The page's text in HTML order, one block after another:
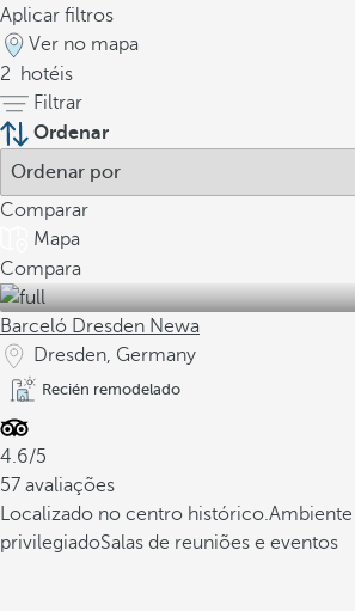
Aplicar filtros
Ver no mapa
2
hotéis
Filtrar
Ordenar
Comparar
Mapa
Compara
Barceló Dresden Newa
Dresden, Germany
Recién remodelado
4.6/5
57 avaliações
Localizado no centro histórico.Ambiente
privilegiadoSalas de reuniões e eventos